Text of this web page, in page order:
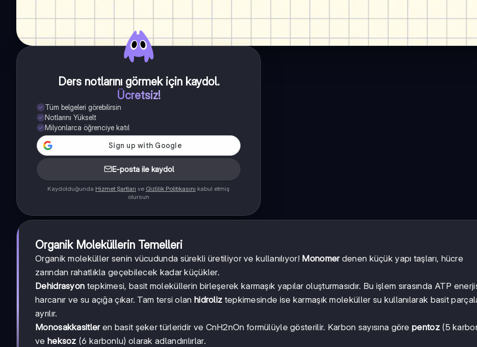
Ders notlarını görmek için kaydol.
Ücretsiz!
Tüm belgeleri görebilirsin
Notlarını Yükselt
Milyonlarca öğrenciye katıl
E-posta ile kaydol
Kaydolduğunda Hizmet Şartları ve Gizlilik Politikasını kabul etmiş
olursun
Organik Moleküllerin Temelleri
Organik moleküller senin vücudunda sürekli üretiliyor ve kullanılıyor! Monomerdenen küçük yapı taşları, hücre
zarından rahatlıkla geçebilecek kadar küçükler.
Dehidrasyon tepkimesi, basit moleküllerin birleşerek karmaşık yapılar oluşturmasıdır. Bu işlem sırasında ATP
harcanır ve su açığa çıkar. Tam tersi olan hidroliz tepkimesinde ise karmaşık moleküller su kullanılarak basit
ayrılır.
Monosakkasitleren basit şeker türleridir ve CnH2nOn formülüyle gösterilir. Karbon sayısına görepentoz(5
ve heksoz (6 karbonlu) olarak adlandırılırlar.